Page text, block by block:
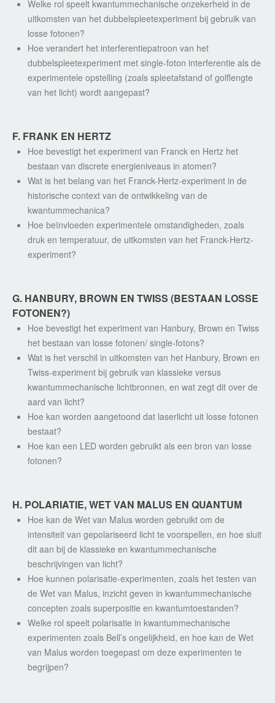
Welke rol speelt kwantummechanische onzekerheid in de
uitkomsten van het dubbelspleetexperiment bij gebruik van
losse fotonen?
Hoe verandert het interferentiepatroon van het
dubbelspleetexperiment met single-foton interferentie als de
experimentele opstelling (zoals spleetafstand of golflengte
van het licht) wordt aangepast?
F. FRANK EN HERTZ
Hoe bevestigt het experiment van Franck en Hertz het
bestaan van discrete energieniveaus in atomen?
Wat is het belang van het Franck-Hertz-experiment in de
historische context van de ontwikkeling van de
kwantummechanica?
Hoe beïnvloeden experimentele omstandigheden, zoals
druk en temperatuur, de uitkomsten van het Franck-Hertz-
experiment?
G. HANBURY, BROWN EN TWISS (BESTAAN LOSSE
FOTONEN?)
Hoe bevestigt het experiment van Hanbury, Brown en Twiss
het bestaan van losse fotonen/ single-fotons?
Wat is het verschil in uitkomsten van het Hanbury, Brown en
Twiss-experiment bij gebruik van klassieke versus
kwantummechanische lichtbronnen, en wat zegt dit over de
aard van licht?
Hoe kan worden aangetoond dat laserlicht uit losse fotonen
bestaat?
Hoe kan een LED worden gebruikt als een bron van losse
fotonen?
H. POLARIATIE, WET VAN MALUS EN QUANTUM
Hoe kan de Wet van Malus worden gebruikt om de
intensiteit van gepolariseerd licht te voorspellen, en hoe sluit
dit aan bij de klassieke en kwantummechanische
beschrijvingen van licht?
Hoe kunnen polarisatie-experimenten, zoals het testen van
de Wet van Malus, inzicht geven in kwantummechanische
concepten zoals superpositie en kwantumtoestanden?
Welke rol speelt polarisatie in kwantummechanische
experimenten zoals Bell’s ongelijkheid, en hoe kan de Wet
van Malus worden toegepast om deze experimenten te
begrijpen?